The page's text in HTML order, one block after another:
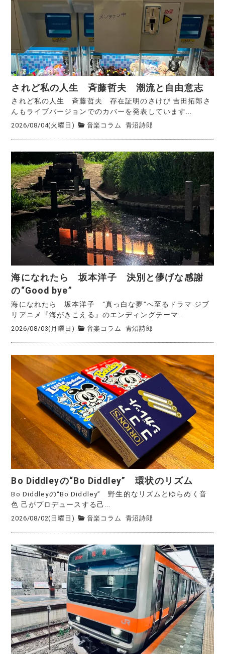
されど私の人生 斉藤哲夫 潮流と自由意志
されど私の人生 斉藤哲夫 存在証明のさけび 吉田拓郎さ
んもライブバージョンでのカバーを発表しています...
2026/08/04(火曜日) 音楽コラム 青沼詩郎
海になれたら 坂本洋子 決別と儚げな感謝
の“Good bye”
海になれたら 坂本洋子 “真っ白な夢”へ至るドラマ ジブ
リアニメ『海がきこえる』のエンディングテーマ...
2026/08/03(月曜日) 音楽コラム 青沼詩郎
Bo Diddleyの“Bo Diddley” 環状のリズム
Bo Diddleyの“Bo Diddley” 野生的なリズムとゆらめく音
色 己がプロデュースする己...
2026/08/02(日曜日) 音楽コラム 青沼詩郎